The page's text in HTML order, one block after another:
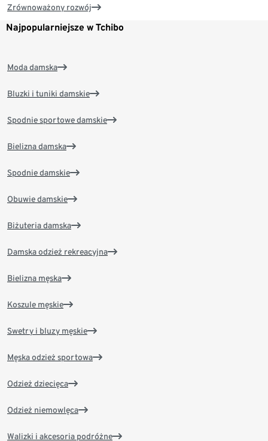
Zrównoważony rozwój
Najpopularniejsze w Tchibo
Moda damska
Bluzki i tuniki damskie
Spodnie sportowe damskie
Bielizna damska
Spodnie damskie
Obuwie damskie
Biżuteria damska
Damska odzież rekreacyjna
Bielizna męska
Koszule męskie
Swetry i bluzy męskie
Męska odzież sportowa
Odzież dziecięca
Odzież niemowlęca
Walizki i akcesoria podróżne